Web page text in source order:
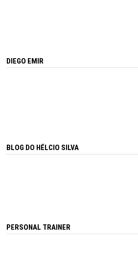
DIEGO EMIR
BLOG DO HÉLCIO SILVA
PERSONAL TRAINER